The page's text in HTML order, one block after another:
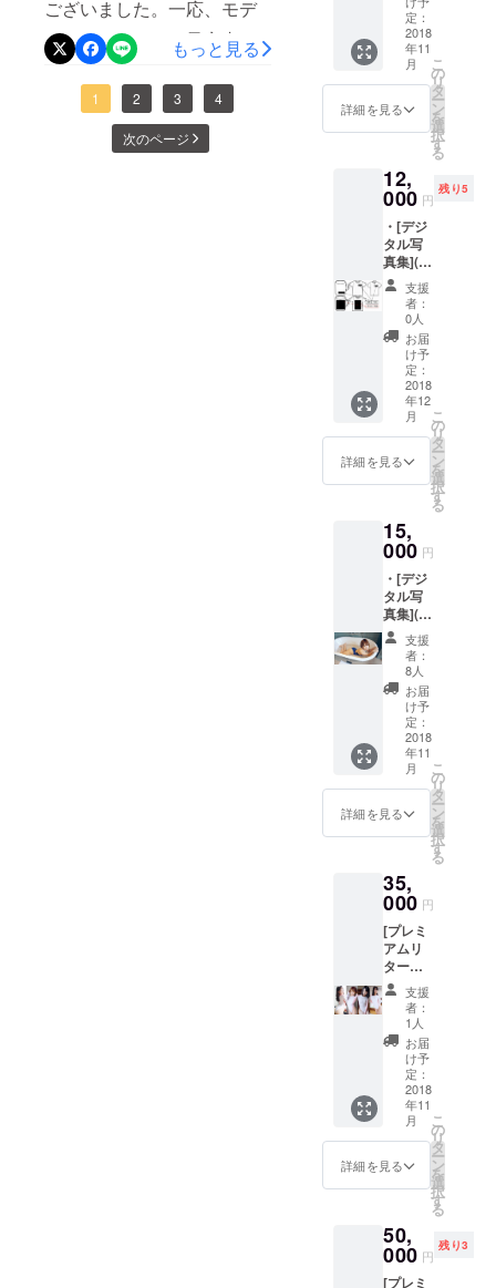
方は通常ご支援の方よりも
期日に遅れがあると思いま
のある方でお願いいたしま
す。 (リターン撮影日程のス
は今回撮影に参加されるモ
デルさんのものを作成予定
なので、そのモデルさんと
のイベントなどで、それを
着用できるような感じにな
ございました。一応、モデ
ルさんについては予定者の
方にはお話はさせて頂いて
いますが、体調や予定があ
れば、100%同時撮影も難し
もっと見る
1 2 3 4
次のページ
フォト
ブック
(撮影モ
デルさ
んから
のサン
クス
メッ
入り) ・
本編に
収録し
きれな
かった
写真＋
ボーナ
ス衣装
写真
ROM ・
私の過
去のデ
ジタル
作品か
ら１枚
→公
開、配
品とな
ります
・モデ
ルさん
からの
お礼の
メッ
セージ
ムー
ビー
→支援
者様の
お名前
入り、
撮影衣
装で
メッ
送とな
りま
す。
定：
2018
年11
月
詳細を見る
こ
の
リ
タ
ー
ン
を
選
択
す
る
12,
000 円
残り5
・[デジ
タル写
真集](サ
ンクス
クレ
ジット
入り) ・
モデル
さんの
サンク
スメッ
セージ
入り、
Ｔシャ
ツorポ
ロシャ
か一
枚)、マ
グカッ
プ(１
個)。
シャ
ツ、マ
グカッ
プはイ
ラス
ト、写
真、ロ
ゴの
入った
ワンポ
イント
が選べ
す。標
準サイ
ズの幅
はござ
います
が、そ
の範囲
外か
も？と
思われ
る方は
ご支援
前に質
問下さ
い。 ※
郵送発
送とな
支援
者：
0人
お届
け予
定：
2018
年12
月
詳細を見る
こ
の
リ
タ
ー
ン
を
選
択
す
る
15,
000 円
・[デジ
タル写
真集](サ
ンクス
クレ
ジット
入り) ・
ミニ
フォト
ブック
(撮影モ
デルさ
んから
のサン
クス
メッ
入り) ・
本編に
収録し
きれな
かった
写真＋
ボーナ
ス衣装
写真
ROM
＋撮影
オフ
ショッ
ト動画
ROM ・
私の過
去のデ
→公
開、配
布され
支援
者：
8人
お届
け予
定：
2018
年11
月
詳細を見る
こ
の
リ
タ
ー
ン
を
選
択
す
る
35,
000 円
[プレミ
アムリ
ターン]
・[デジ
タル写
真集](サ
ンクス
クレ
ジット
入り) ・
ミニ
フォト
ブック
(撮影モ
デルさ
んから
クス
メッ
セージ
支援
者：
1人
お届
け予
定：
2018
年11
月
詳細を見る
こ
の
リ
タ
ー
ン
を
選
択
す
る
50,
000 円
残り3
[プレミ